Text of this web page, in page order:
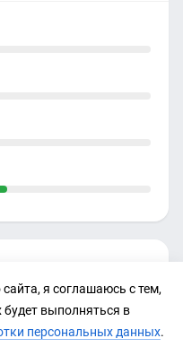
я соглашаюсь с тем,
выполняться в
персональных данных.